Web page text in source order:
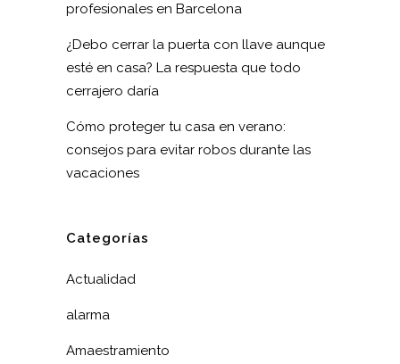
profesionales en Barcelona
¿Debo cerrar la puerta con llave aunque
esté en casa? La respuesta que todo
cerrajero daría
Cómo proteger tu casa en verano:
consejos para evitar robos durante las
vacaciones
Categorías
Actualidad
alarma
Amaestramiento